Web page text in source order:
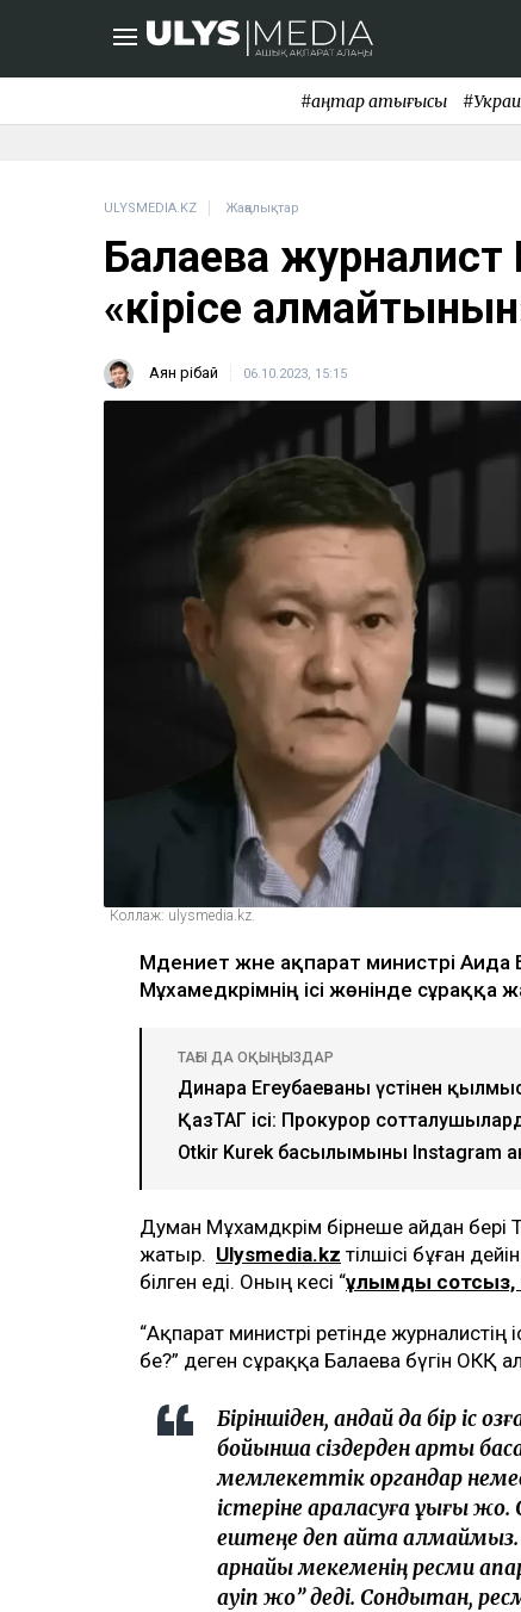
#қаңтар қақтығысы
ULYSMEDIA.KZ Жаңалықтар
Балаева журналист
«кірісе
Аян Өрібай 06.10.2023, 15:15
Коллаж: ulysmedia.kz.
Мәдениет және ақпарат министрі
Мұхамедкәрімнің ісі жөнінде
ТАҒЫ ДА ОҚЫҢЫЗДАР
Динара Егеубаеваның үстінен
ҚазТАГ ісі: Прокурор
Otkir Kurek басылымының Instagram
Думан Мұхамдкәрім бірнеше айдан
жатыр. Ulysmedia.kz тілшісі бұған
білген еді. Оның әкесі “ұлымды сотсыз,
“Ақпарат министрі ретінде журналистің
бе?” деген сұраққа Балаева бүгін ОКҚ
Біріншіден, қандай да бір іс
бойынша сіздерден артық
мемлекеттік органдар
істеріне араласуға құқығы
ештеңе деп айта алмаймыз.
арнайы мекеменің ресми
қауіп жоқ” деді. Сондықтан,